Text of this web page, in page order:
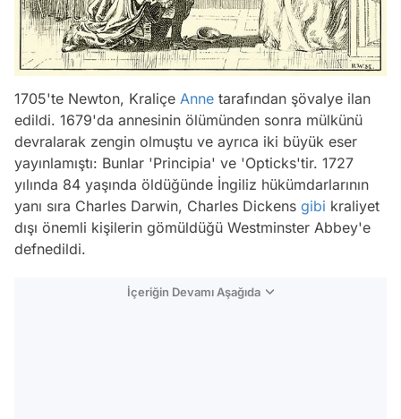
1705'te Newton, Kraliçe Anne tarafından şövalye ilan
edildi. 1679'da annesinin ölümünden sonra mülkünü
devralarak zengin olmuştu ve ayrıca iki büyük eser
yayınlamıştı: Bunlar 'Principia' ve 'Opticks'tir. 1727
yılında 84 yaşında öldüğünde İngiliz hükümdarlarının
yanı sıra Charles Darwin, Charles Dickens gibi kraliyet
dışı önemli kişilerin gömüldüğü Westminster Abbey'e
defnedildi.
İçeriğin Devamı Aşağıda